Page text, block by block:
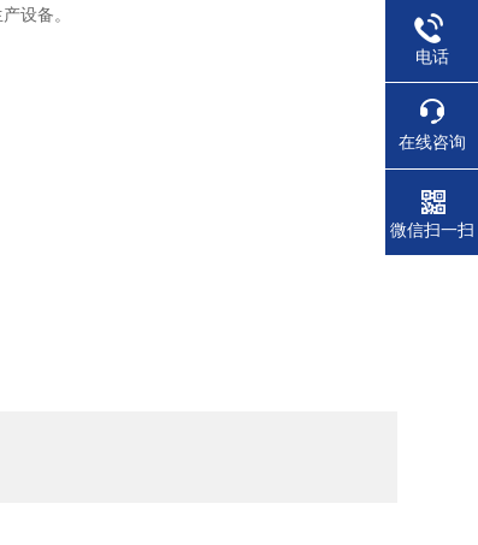
设备。
电话
在线咨询
微信扫一扫